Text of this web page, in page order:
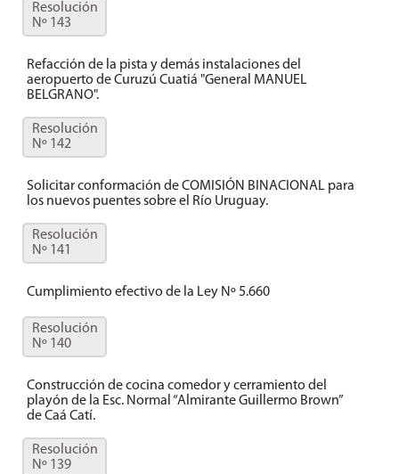
Resolución
Nº 143
Refacción de la pista y demás instalaciones del
aeropuerto de Curuzú Cuatiá "General MANUEL
BELGRANO".
Resolución
Nº 142
Solicitar conformación de COMISIÓN BINACIONAL para
los nuevos puentes sobre el Río Uruguay.
Resolución
Nº 141
Cumplimiento efectivo de la Ley Nº 5.660
Resolución
Nº 140
Construcción de cocina comedor y cerramiento del
playón de la Esc. Normal “Almirante Guillermo Brown”
de Caá Catí.
Resolución
Nº 139